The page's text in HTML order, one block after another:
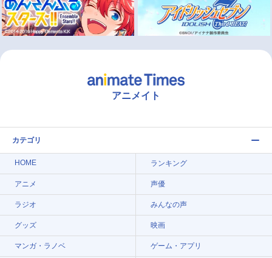
アニメイト
カテゴリ
HOME ランキング
アニメ 声優
ラジオ みんなの声
グッズ 映画
マンガ・ラノベ ゲーム・アプリ